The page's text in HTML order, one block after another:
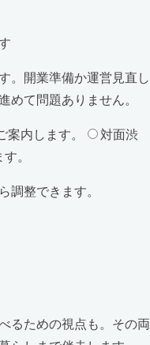
。開業準備か運営見直し
めて問題ありません。
案内します。 対面渋
。
調整できます。
るための視点も。その両